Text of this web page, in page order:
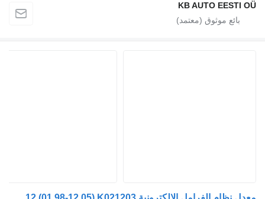
KB AUTO EESTI